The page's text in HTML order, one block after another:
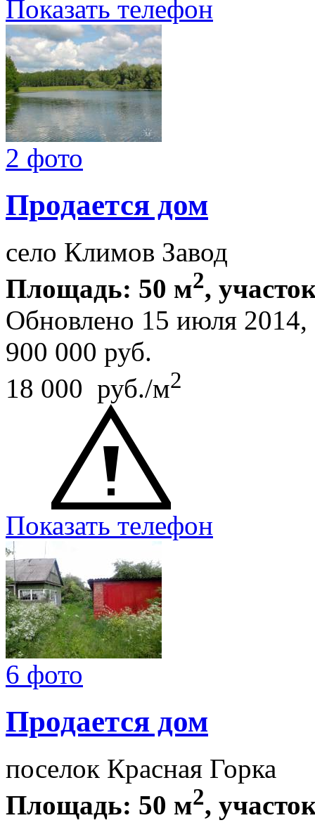
Показать телефон
2 фото
Продается дом
село Климов Завод
Площадь: 50 м2,
Обновлено 15 июля
900 000 руб.
18 000 руб./м2
Показать телефон
6 фото
Продается дом
поселок Красная Горка
Площадь: 50 м2,